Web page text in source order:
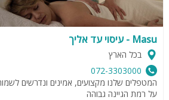
Masu - עיסוי עד אליך
בכל הארץ
072-3303000
המטפלים שלנו מקצועים, אמינים ונדרשים
על רמת הגיינה גבוהה